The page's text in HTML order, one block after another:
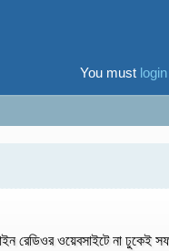
You must login
রেডিওর ওয়েবসাইটে না ঢুকেই